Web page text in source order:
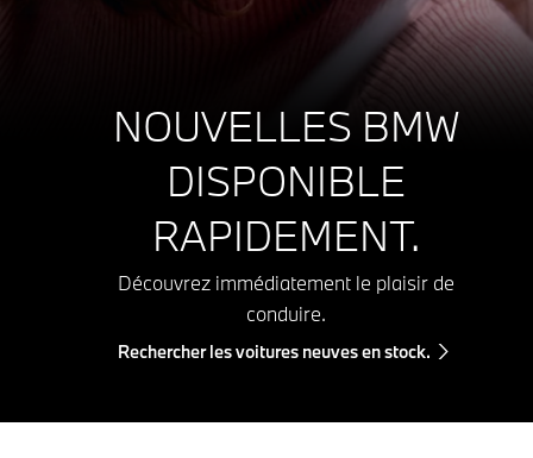
NOUVELLES BMW
DISPONIBLE
RAPIDEMENT.
Découvrez immédiatement le plaisir de
conduire.
Rechercher les voitures neuves en stock.